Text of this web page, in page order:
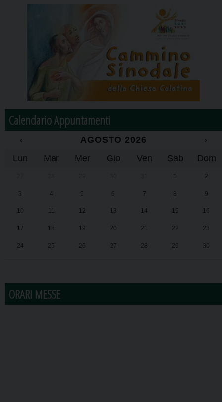
Calendario Appuntamenti
‹ AGOSTO 2026
›
Lun
Mar Mer Gio Ven Sab Dom
1 2
3 4 5 6 7 8 9
10 11 12 13 14 15 16
17 18 19 20 21 22 23
24 25 26 27 28 29 30
ORARI MESSE